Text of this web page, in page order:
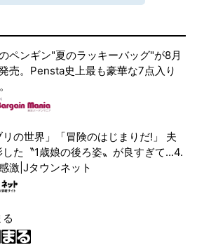
ペンギン"夏のラッキーバッグ"が8月
売。Pensta史上最も豪華な7点入り
リの世界」「冒険のはじまりだ!」 夫
した〝1歳娘の後ろ姿〟が良すぎて...4.
激|Jタウンネット